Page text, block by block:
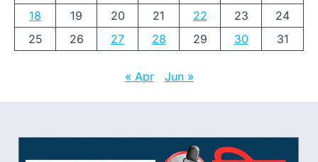
18
19 20 21 22 23
24
25
26 27 28 29 30 31
« Apr Jun »